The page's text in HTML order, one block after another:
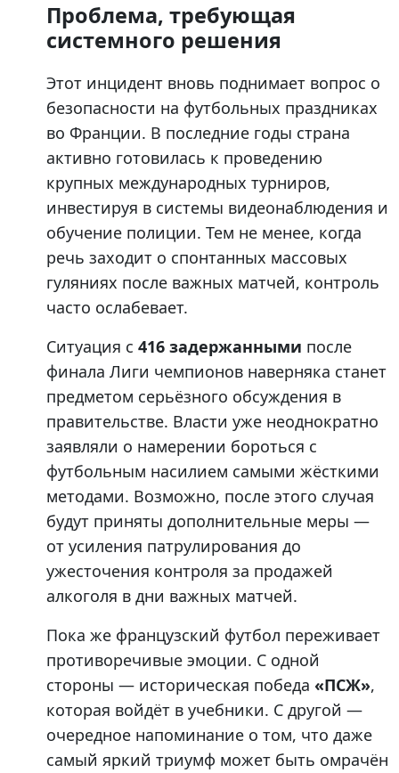
Проблема, требующая
системного решения
Этот инцидент вновь поднимает вопрос о
безопасности на футбольных праздниках
во Франции. В последние годы страна
активно готовилась к проведению
крупных международных турниров,
инвестируя в системы видеонаблюдения и
обучение полиции. Тем не менее, когда
речь заходит о спонтанных массовых
гуляниях после важных матчей, контроль
часто ослабевает.
Ситуация с 416 задержанными после
финала Лиги чемпионов наверняка станет
предметом серьёзного обсуждения в
правительстве. Власти уже неоднократно
заявляли о намерении бороться с
футбольным насилием самыми жёсткими
методами. Возможно, после этого случая
будут приняты дополнительные меры —
от усиления патрулирования до
ужесточения контроля за продажей
алкоголя в дни важных матчей.
Пока же французский футбол переживает
противоречивые эмоции. С одной
стороны — историческая победа «ПСЖ»,
которая войдёт в учебники. С другой —
очередное напоминание о том, что даже
самый яркий триумф может быть омрачён